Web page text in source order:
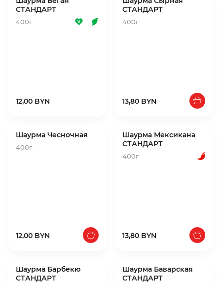
СТАНДАРТ
400г
12,00 BYN
СТАНДАРТ
400г
13,80 BYN
Шаурма Чесночная
400г
12,00 BYN
Шаурма Мексикана
СТАНДАРТ
400г
13,80 BYN
Шаурма Барбекю
СТАНДАРТ
Шаурма Баварская
СТАНДАРТ